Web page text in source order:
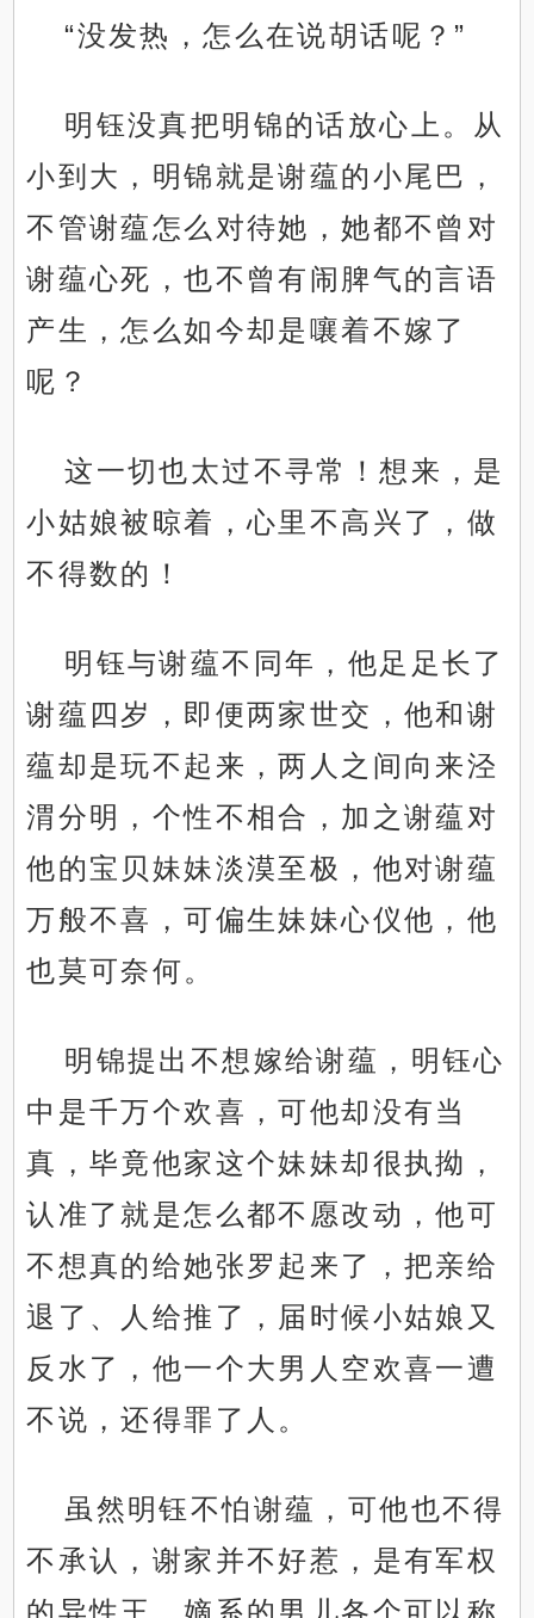
“没发热，怎么在说胡话呢？”
明钰没真把明锦的话放心上。从
小到大，明锦就是谢蕴的小尾巴，
不管谢蕴怎么对待她，她都不曾对
谢蕴心死，也不曾有闹脾气的言语
产生，怎么如今却是嚷着不嫁了
呢？
这一切也太过不寻常！想来，是
小姑娘被晾着，心里不高兴了，做
不得数的！
明钰与谢蕴不同年，他足足长了
谢蕴四岁，即便两家世交，他和谢
蕴却是玩不起来，两人之间向来泾
渭分明，个性不相合，加之谢蕴对
他的宝贝妹妹淡漠至极，他对谢蕴
万般不喜，可偏生妹妹心仪他，他
也莫可奈何。
明锦提出不想嫁给谢蕴，明钰心
中是千万个欢喜，可他却没有当
真，毕竟他家这个妹妹却很执拗，
认准了就是怎么都不愿改动，他可
不想真的给她张罗起来了，把亲给
退了、人给推了，届时候小姑娘又
反水了，他一个大男人空欢喜一遭
不说，还得罪了人。
虽然明钰不怕谢蕴，可他也不得
不承认，谢家并不好惹，是有军权
的异性王，嫡系的男儿各个可以称